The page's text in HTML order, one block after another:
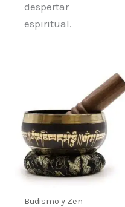
despertar
espiritual.
Budismo y Zen